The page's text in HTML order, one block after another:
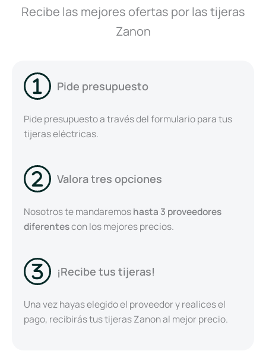
Recibe las mejores ofertas por las tijeras
Zanon
Pide presupuesto
Pide presupuesto a través del formulario para tus
tijeras eléctricas.
Valora tres opciones
Nosotros te mandaremoshasta 3 proveedores
diferentescon los mejores precios.
¡Recibe tus tijeras!
Una vez hayas elegido el proveedor y realices el
pago, recibirás tus tijeras Zanon al mejor precio.